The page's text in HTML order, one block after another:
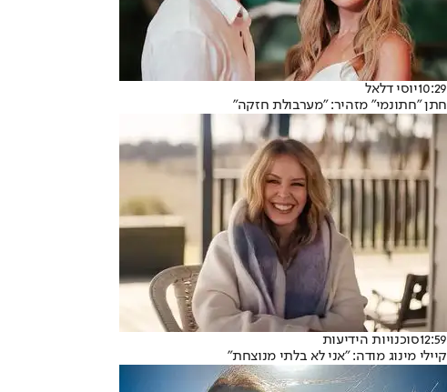
10:29יוסי דלאל
חתן "חתונמי" מזהיר: "מערבולת חזקה"
12:59סוכנויות הידיעות
קיילי מינוג מודה: "אני לא בלתי מנוצחת"